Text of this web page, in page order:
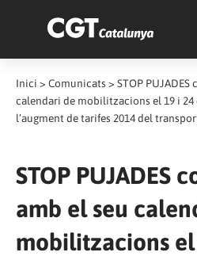
Inici > Comunicats > STOP
calendari de mobilitzacions el 19 i
l’augment de tarifes 2014 del
STOP PUJADES
amb el seu
mobilitzacions el